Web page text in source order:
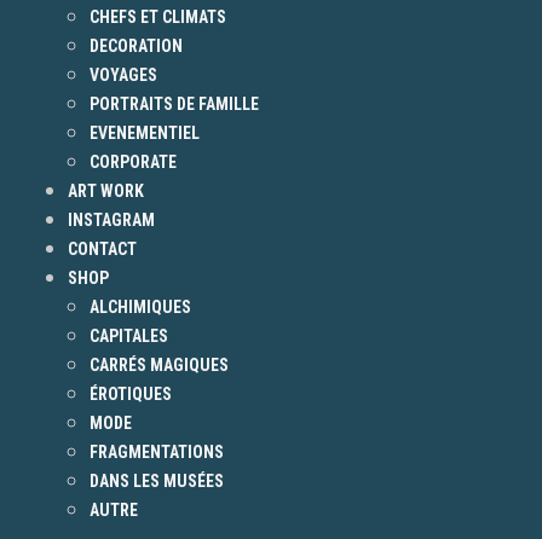
CHEFS ET CLIMATS
DECORATION
VOYAGES
PORTRAITS DE FAMILLE
EVENEMENTIEL
CORPORATE
ART WORK
INSTAGRAM
CONTACT
SHOP
ALCHIMIQUES
CAPITALES
CARRÉS MAGIQUES
ÉROTIQUES
MODE
FRAGMENTATIONS
DANS LES MUSÉES
AUTRE